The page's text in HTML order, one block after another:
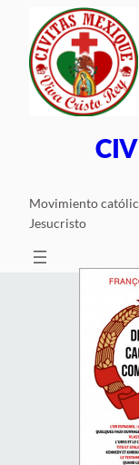
contenido
Movimiento
Jesucristo